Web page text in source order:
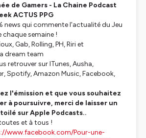
de Gamers - La Chaine Podcast
ACTUS PPG
news qui commente l'actualité du Jeu
semaine !
Gab, Rolling, PH, Riri et
dream team
retrouver sur ITunes, Ausha,
Spotify, Amazon Music, Facebook,
l'émission et que vous souhaitez
à poursuivre, merci de laisser un
sur Apple Podcasts..
et à tous !
www.facebook.com/Pour-une-